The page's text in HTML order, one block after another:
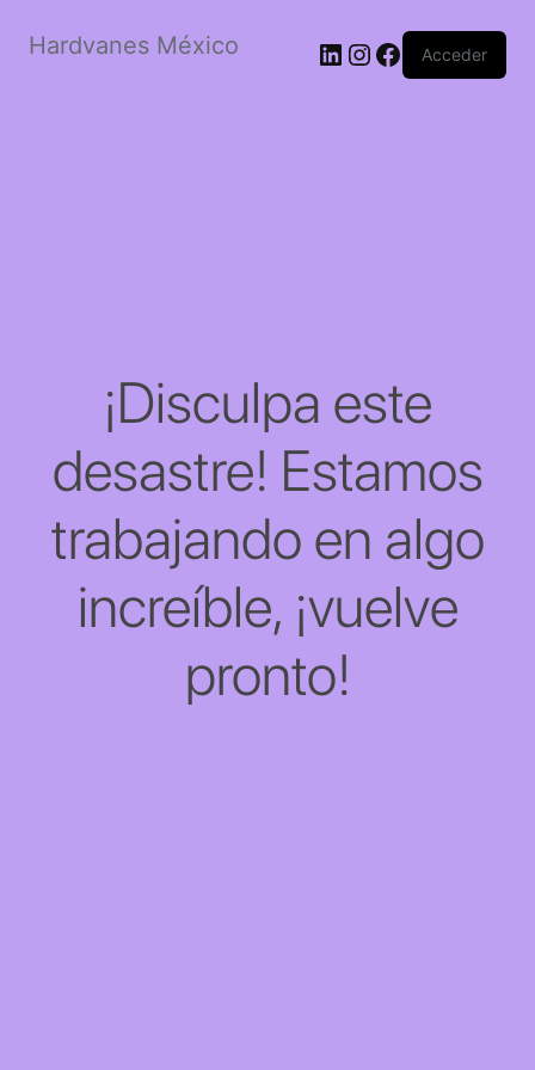
Hardvanes México LinkedIn
Instagram
Facebook
Acceder
¡Disculpa este
desastre! Estamos
trabajando en algo
increíble, ¡vuelve
pronto!